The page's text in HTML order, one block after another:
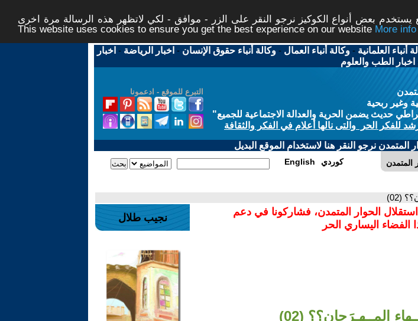
بعض أنواع الكوكيز نرجو النقر على الزر - موافق - لكي لاتظهر هذه الرسالة مرة اخرى -
This website uses cookies to ensure you get the best experience on our website
أنباء العلمانية -وكالة أنباء العمال -وكالة أنباء حقوق الإنسان - اخبار الرياضة - اخبار
اخبار الطب والعلوم
التبرع للموقع - ادعمونا
وغير ربحية
حديث يضمن الحرية والعدالة الاجتماعية للجميع"
للفكر الحر والتى نالها أعلام في الفكر والثقافة
نرجو النقر هنا لاستخدام الموقع البديل
المتمدن English كوردي
(02)
الحوار المتمدن، فشاركونا في دعم
الفضاء اليساري الحر
المــهـرَجان؟؟ (02)
نجيب طلال